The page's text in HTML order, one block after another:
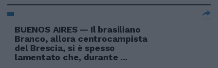
BUENOS AIRES — Il brasiliano
Branco, allora centrocampista
del Brescia, si è spesso
lamentato che, durante ...